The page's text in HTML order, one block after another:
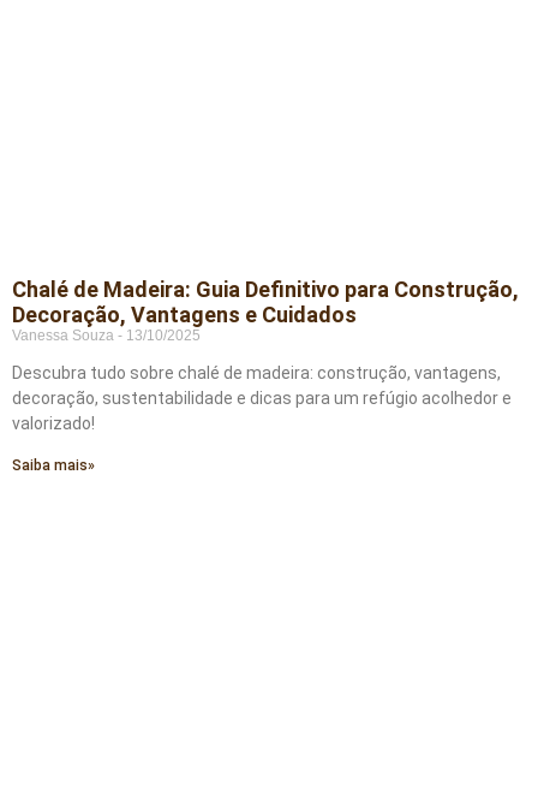
Chalé de Madeira: Guia Definitivo para Construção,
Decoração, Vantagens e Cuidados
Vanessa Souza 13/10/2025
Descubra tudo sobre chalé de madeira: construção, vantagens,
decoração, sustentabilidade e dicas para um refúgio acolhedor e
valorizado!
Saiba mais»